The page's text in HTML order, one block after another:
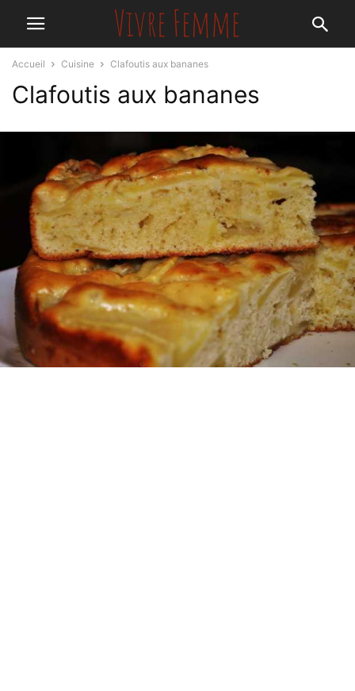
Accueil Cuisine Clafoutis aux bananes
Clafoutis aux bananes